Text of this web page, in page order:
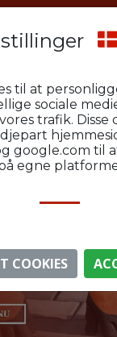
til at
sociale
trafik. Disse
google.com til
egne
COOKIES